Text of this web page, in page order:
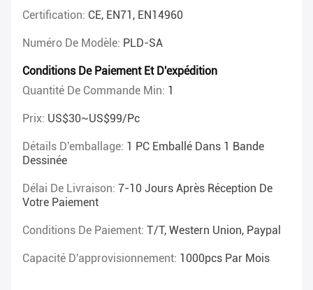
Certification: CE, EN71, EN14960
Numéro De Modèle: PLD-SA
Conditions De Paiement Et D'expédition
Quantité De Commande Min: 1
Prix: US$30~US$99/pc
Détails D'emballage: 1 PC Emballé Dans 1 Bande
Dessinée
Délai De Livraison: 7-10 Jours Après Réception De
Votre Paiement
Conditions De Paiement: T/T, Western Union, Paypal
Capacité D'approvisionnement: 1000pcs Par Mois